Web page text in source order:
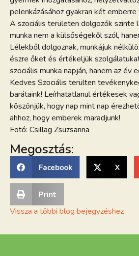
pelenkázásához gyakran két emberre
A szociális területen dolgozók szinte
munka nem a külsőségekől szól,
Lélekből dolgoznak, munkájuk
észre őket és értékeljük
szociális munka napján, hanem az év
Kedves Szociális terülten
barátaink! Leírhatatlanul értékesek
köszönjük, hogy nap mint nap
ahhoz, hogy emberek maradjunk!
Fotó: Csillag Zsuzsanna
Megosztás:
Facebook X
Print
Vissza a többi blog bejegyzéshez